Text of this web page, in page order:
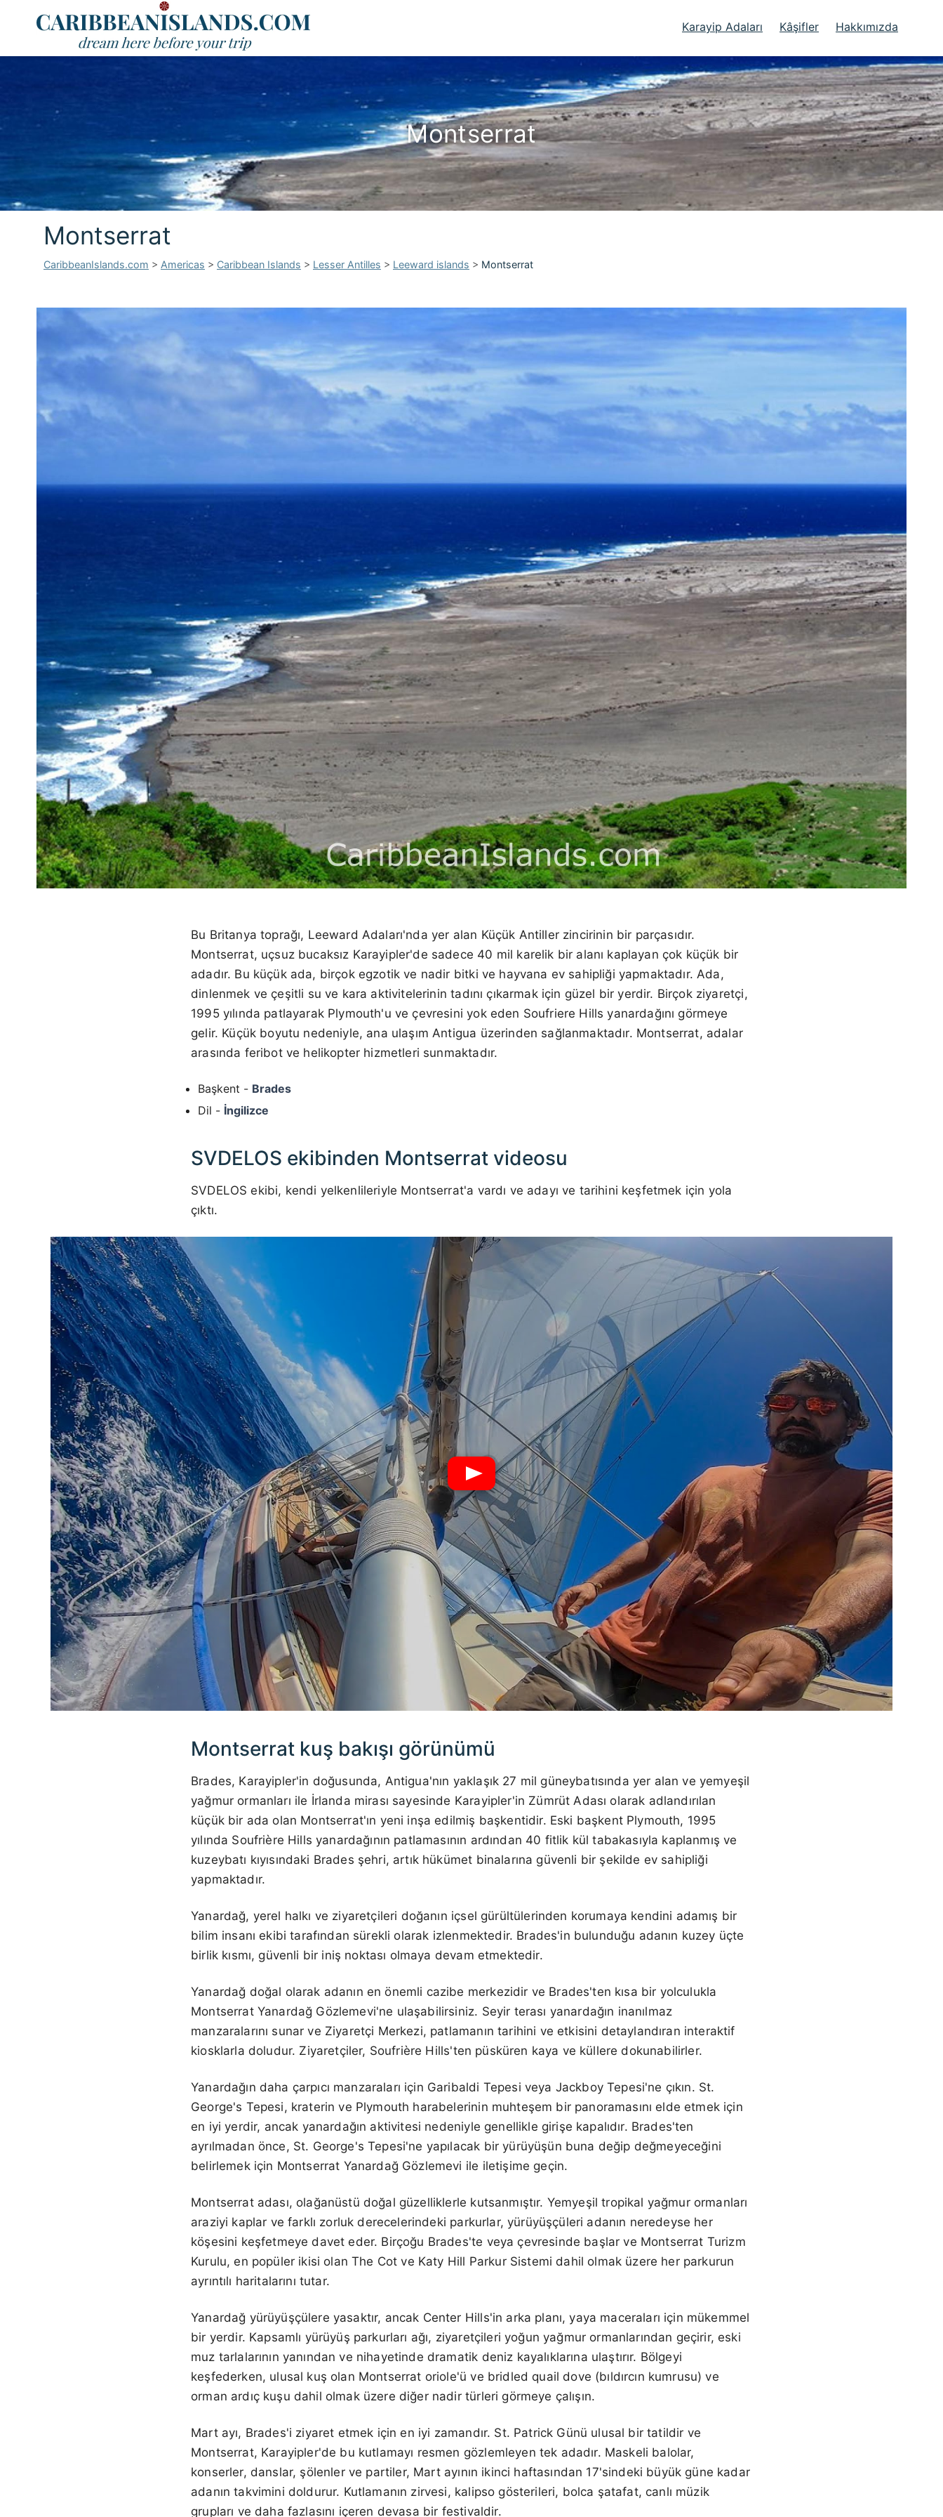
Karayip Adaları Kâşifler Hakkımızda
Montserrat
Montserrat
CaribbeanIslands.com > Americas > Caribbean Islands > Lesser Antilles > Leeward islands > Montserrat
Bu Britanya toprağı, Leeward Adaları'nda yer alan Küçük Antiller zincirinin bir parçasıdır.
Montserrat, uçsuz bucaksız Karayipler'de sadece 40 mil karelik bir alanı kaplayan çok küçük bir
adadır. Bu küçük ada, birçok egzotik ve nadir bitki ve hayvana ev sahipliği yapmaktadır. Ada,
dinlenmek ve çeşitli su ve kara aktivitelerinin tadını çıkarmak için güzel bir yerdir. Birçok ziyaretçi,
1995 yılında patlayarak Plymouth'u ve çevresini yok eden Soufriere Hills yanardağını görmeye
gelir. Küçük boyutu nedeniyle, ana ulaşım Antigua üzerinden sağlanmaktadır. Montserrat, adalar
arasında feribot ve helikopter hizmetleri sunmaktadır.
Başkent - Brades
Dil - İngilizce
SVDELOS ekibinden Montserrat videosu
SVDELOS ekibi, kendi yelkenlileriyle Montserrat'a vardı ve adayı ve tarihini keşfetmek için yola
çıktı.
Montserrat kuş bakışı görünümü
Brades, Karayipler'in doğusunda, Antigua'nın yaklaşık 27 mil güneybatısında yer alan ve yemyeşil
yağmur ormanları ile İrlanda mirası sayesinde Karayipler'in Zümrüt Adası olarak adlandırılan
küçük bir ada olan Montserrat'ın yeni inşa edilmiş başkentidir. Eski başkent Plymouth, 1995
yılında Soufrière Hills yanardağının patlamasının ardından 40 fitlik kül tabakasıyla kaplanmış ve
kuzeybatı kıyısındaki Brades şehri, artık hükümet binalarına güvenli bir şekilde ev sahipliği
yapmaktadır.
Yanardağ, yerel halkı ve ziyaretçileri doğanın içsel gürültülerinden korumaya kendini adamış bir
bilim insanı ekibi tarafından sürekli olarak izlenmektedir. Brades'in bulunduğu adanın kuzey üçte
birlik kısmı, güvenli bir iniş noktası olmaya devam etmektedir.
Yanardağ doğal olarak adanın en önemli cazibe merkezidir ve Brades'ten kısa bir yolculukla
Montserrat Yanardağ Gözlemevi'ne ulaşabilirsiniz. Seyir terası yanardağın inanılmaz
manzaralarını sunar ve Ziyaretçi Merkezi, patlamanın tarihini ve etkisini detaylandıran interaktif
kiosklarla doludur. Ziyaretçiler, Soufrière Hills'ten püsküren kaya ve küllere dokunabilirler.
Yanardağın daha çarpıcı manzaraları için Garibaldi Tepesi veya Jackboy Tepesi'ne çıkın. St.
George's Tepesi, kraterin ve Plymouth harabelerinin muhteşem bir panoramasını elde etmek için
en iyi yerdir, ancak yanardağın aktivitesi nedeniyle genellikle girişe kapalıdır. Brades'ten
ayrılmadan önce, St. George's Tepesi'ne yapılacak bir yürüyüşün buna değip değmeyeceğini
belirlemek için Montserrat Yanardağ Gözlemevi ile iletişime geçin.
Montserrat adası, olağanüstü doğal güzelliklerle kutsanmıştır. Yemyeşil tropikal yağmur ormanları
araziyi kaplar ve farklı zorluk derecelerindeki parkurlar, yürüyüşçüleri adanın neredeyse her
köşesini keşfetmeye davet eder. Birçoğu Brades'te veya çevresinde başlar ve Montserrat Turizm
Kurulu, en popüler ikisi olan The Cot ve Katy Hill Parkur Sistemi dahil olmak üzere her parkurun
ayrıntılı haritalarını tutar.
Yanardağ yürüyüşçülere yasaktır, ancak Center Hills'in arka planı, yaya maceraları için mükemmel
bir yerdir. Kapsamlı yürüyüş parkurları ağı, ziyaretçileri yoğun yağmur ormanlarından geçirir, eski
muz tarlalarının yanından ve nihayetinde dramatik deniz kayalıklarına ulaştırır. Bölgeyi
keşfederken, ulusal kuş olan Montserrat oriole'ü ve bridled quail dove (bıldırcın kumrusu) ve
orman ardıç kuşu dahil olmak üzere diğer nadir türleri görmeye çalışın.
Mart ayı, Brades'i ziyaret etmek için en iyi zamandır. St. Patrick Günü ulusal bir tatildir ve
Montserrat, Karayipler'de bu kutlamayı resmen gözlemleyen tek adadır. Maskeli balolar,
konserler, danslar, şölenler ve partiler, Mart ayının ikinci haftasından 17'sindeki büyük güne kadar
adanın takvimini doldurur. Kutlamanın zirvesi, kalipso gösterileri, bolca şatafat, canlı müzik
grupları ve daha fazlasını içeren devasa bir festivaldir.